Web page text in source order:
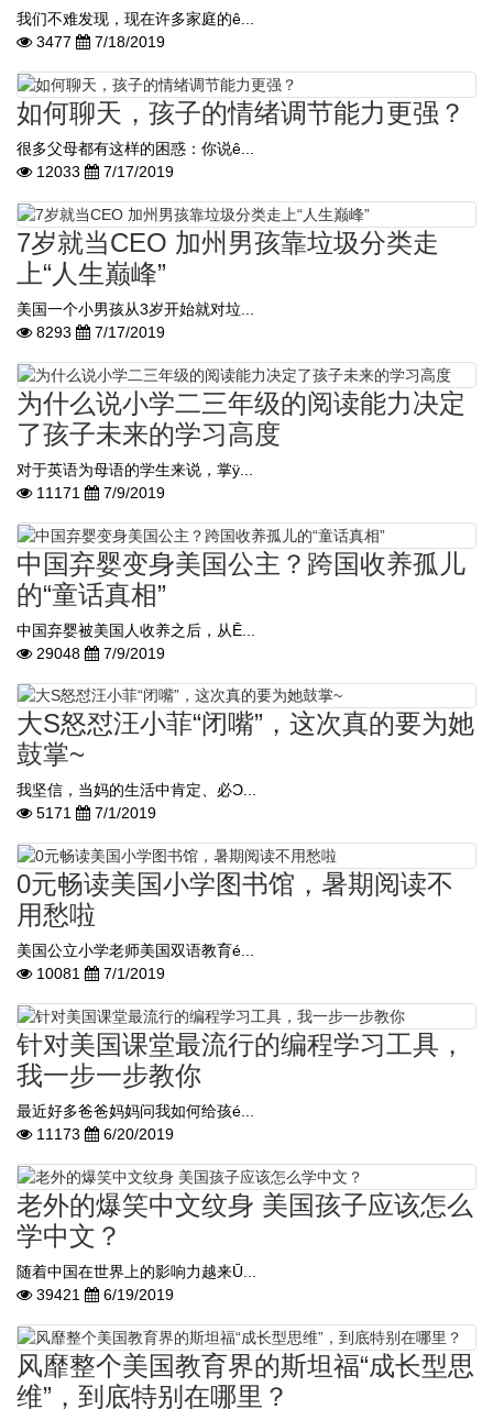
我们不难发现，现在许多家庭的ê...
3477
7/18/2019
如何聊天，孩子的情绪调节能力更强？
很多父母都有这样的困惑：你说ê...
12033
7/17/2019
7岁就当CEO 加州男孩靠垃圾分类走
上“人生巅峰”
美国一个小男孩从3岁开始就对垃...
8293
7/17/2019
为什么说小学二三年级的阅读能力决定
了孩子未来的学习高度
对于英语为母语的学生来说，掌ÿ...
11171
7/9/2019
中国弃婴变身美国公主？跨国收养孤儿
的“童话真相”
中国弃婴被美国人收养之后，从Ē...
29048
7/9/2019
大S怒怼汪小菲“闭嘴”，这次真的要为她
鼓掌~
我坚信，当妈的生活中肯定、必Ɔ...
5171
7/1/2019
0元畅读美国小学图书馆，暑期阅读不
用愁啦
美国公立小学老师美国双语教育é...
10081
7/1/2019
针对美国课堂最流行的编程学习工具，
我一步一步教你
最近好多爸爸妈妈问我如何给孩é...
11173
6/20/2019
老外的爆笑中文纹身 美国孩子应该怎么
学中文？
随着中国在世界上的影响力越来Ū...
39421
6/19/2019
风靡整个美国教育界的斯坦福“成长型思
维”，到底特别在哪里？